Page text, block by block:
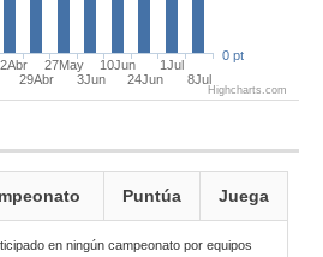
29Abr
27May
3Jun
10Jun
24Jun
1Jul
8Jul
0 pt
Highcharts.com
Puntúa Juega
en ningún campeonato por equipos